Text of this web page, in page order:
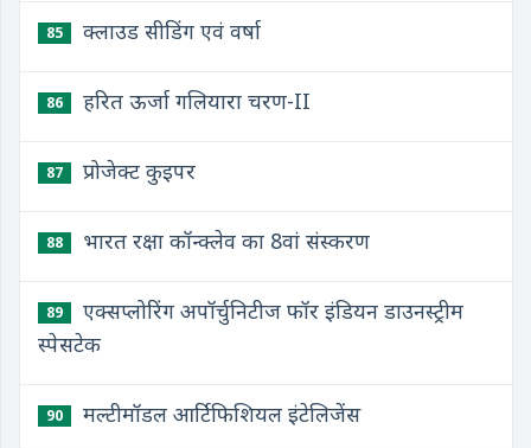
85 क्लाउड सीडिंग एवं वर्षा
86 हरित ऊर्जा गलियारा चरण-II
87 प्रोजेक्ट कुइपर
88 भारत रक्षा कॉन्क्लेव का 8वां संस्करण
89
एक्सप्लोरिंग अपॉर्चुनिटीज फॉर इंडियन डाउनस्ट्रीम
स्पेसटेक
90 मल्टीमॉडल आर्टिफिशियल इंटेलिजेंस